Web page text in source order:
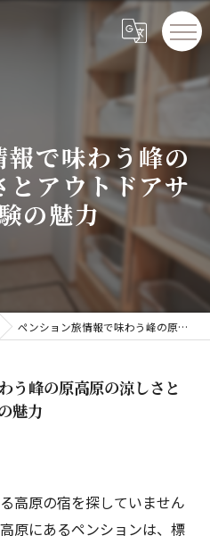
報で味わう峰の
アウトドアサ
の魅力
ペンション旅情報で味わう峰の原高原の涼しさとアウトドアサウナ体験の魅力
う峰の原高原の涼しさと
魅力
高原の宿を探していません
原にあるペンションは、標